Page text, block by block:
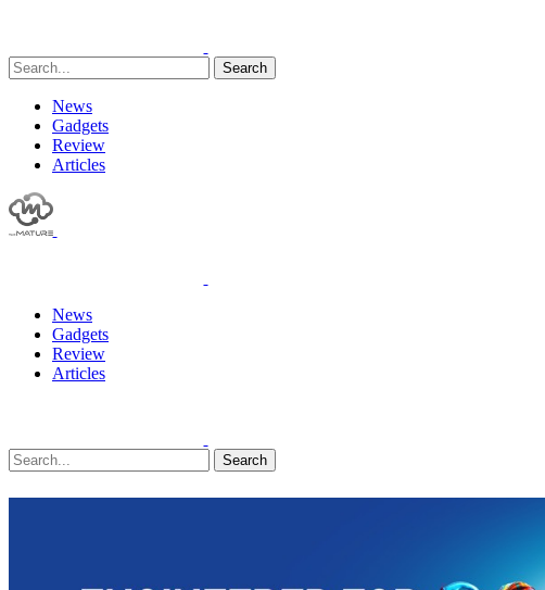
Search
News
Gadgets
Review
Articles
News
Gadgets
Review
Articles
Search